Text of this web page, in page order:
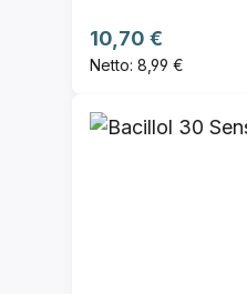
Regulärer Preis:
10,70 €
Netto: 8,99 €